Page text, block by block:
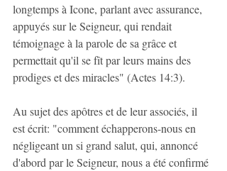
longtemps à Icone, parlant avec assurance,
appuyés sur le Seigneur, qui rendait
témoignage à la parole de sa grâce et
permettait qu'il se fît par leurs mains des
prodiges et des miracles" (Actes 14:3).
Au sujet des apôtres et de leur associés, il
est écrit: "comment échapperons-nous en
négligeant un si grand salut, qui, annoncé
d'abord par le Seigneur, nous a été confirmé